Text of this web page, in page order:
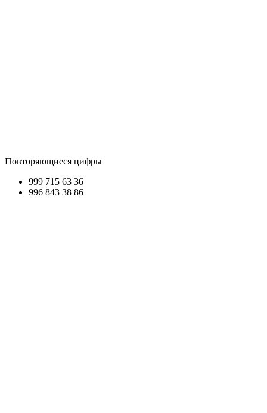
Повторяющиеся цифры
999 715 63 36
996 843 38 86